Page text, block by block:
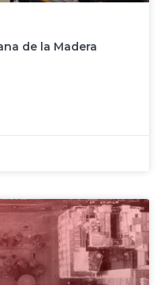
de la Madera